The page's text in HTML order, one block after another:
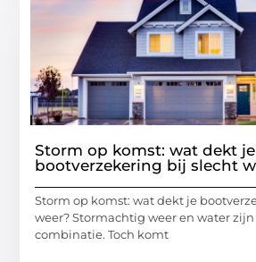
Storm op komst: wat dekt je
bootverzekering bij slecht
Storm op komst: wat dekt je
weer? Stormachtig weer en water
combinatie. Toch komt